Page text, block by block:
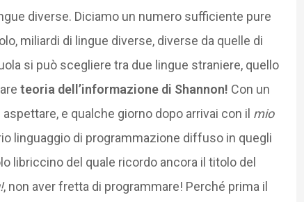
diverse. Diciamo un numero sufficiente pure
miliardi di lingue diverse, diverse da quelle di
si può scegliere tra due lingue straniere, quello
teoria dell’informazione di Shannon! Con un
e qualche giorno dopo arrivai con il mio
linguaggio di programmazione diffuso in quegli
libriccino del quale ricordo ancora il titolo del
, non aver fretta di programmare! Perché prima il